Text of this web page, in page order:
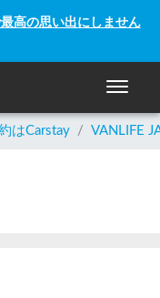
高の思い出にしません
ナビゲ
はCarstay / VANLIFE